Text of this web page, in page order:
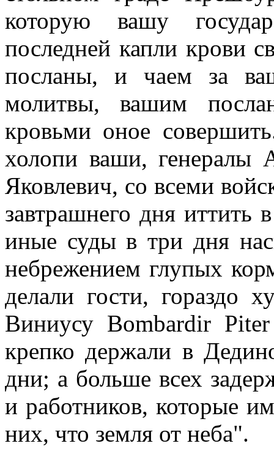
которую вашу
последней капли крови
посланы, и чаем за
молитвы, вашим
кровьми оное
холопи ваши,
Яковлевич, со всеми
завтрашнего дня иттить
иные суды в три дня
небрежением глупых
делали гости, гораздо
Виниусу Bombardir
крепко держали в
дни; а больше всех
и работников, которые
них, что земля от неба".